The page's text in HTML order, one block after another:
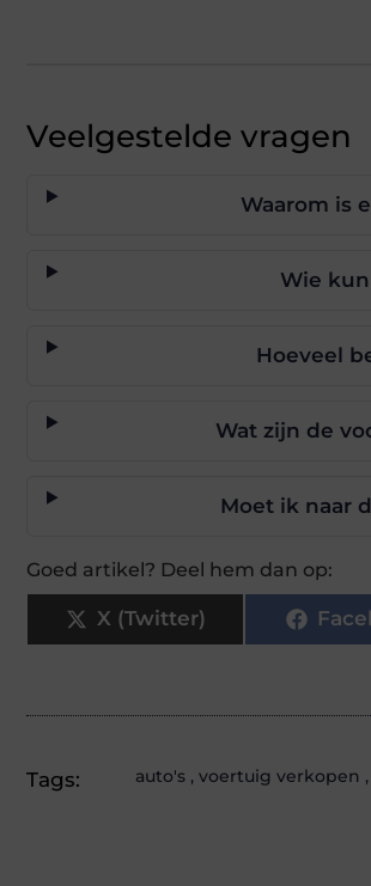
Veelgestelde vragen
Waarom is
Wie
Hoeveel
Wat zijn de
Moet ik naar
Goed artikel? Deel hem dan op:
X (Twitter)
Tags: auto's , voertuig verkopen ,